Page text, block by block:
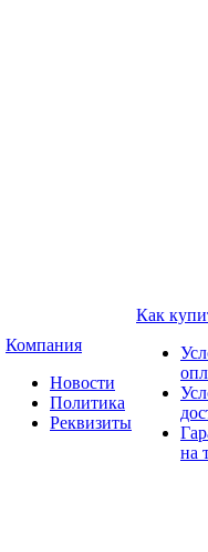
Компания
Новости
Политика
Реквизиты
Как
на